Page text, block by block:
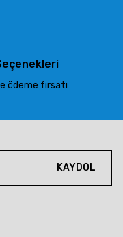
ödeme fırsatı
KAYDOL